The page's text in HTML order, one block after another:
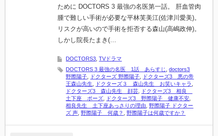
ために DOCTORS 3 最強の名医第一話。 肝血管肉
腫で難しい手術が必要な平林芙美江(佐津川愛美)。
リスクが高いので手術を拒否する森山(高嶋政伸)。
しかし院長たまき(…
DOCTORS3 ,TVドラマ
DOCTORS 3 最強の名医 1話 あらすじ
,doctors3
野際陽子
ドクターズ 野際陽子
ドクターズ3 悪の帝
王森山先生
ドクターズ３ 森山先生 お笑いキャラ
ドクターズ3 森山先生 顔芸
ドクターズ3 相良
土下座 ポーズ
ドクターズ3 野際陽子 健康不安
相良先生 土下座あっさりの理由 ,野際陽子 ドクター
ズ 声 ,野際陽子 何歳？ ,野際陽子は何歳ですか？